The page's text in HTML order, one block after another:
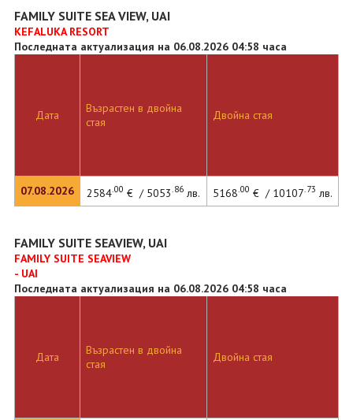
FAMILY SUITE SEA VIEW, UAI
KEFALUKA RESORT
Последната актуализация на 06.08.2026 04:58 часа
Дата
07.08.2026
Възрастен в двойна
стая
Двойна стая
2584.00 € / 5053.86лв. 5168.00 € / 10107.73 лв.
FAMILY SUITE SEAVIEW, UAI
FAMILY SUITE SEAVIEW
- UAI
Последната актуализация на 06.08.2026 04:58 часа
Дата
Възрастен в двойна
стая
Двойна стая